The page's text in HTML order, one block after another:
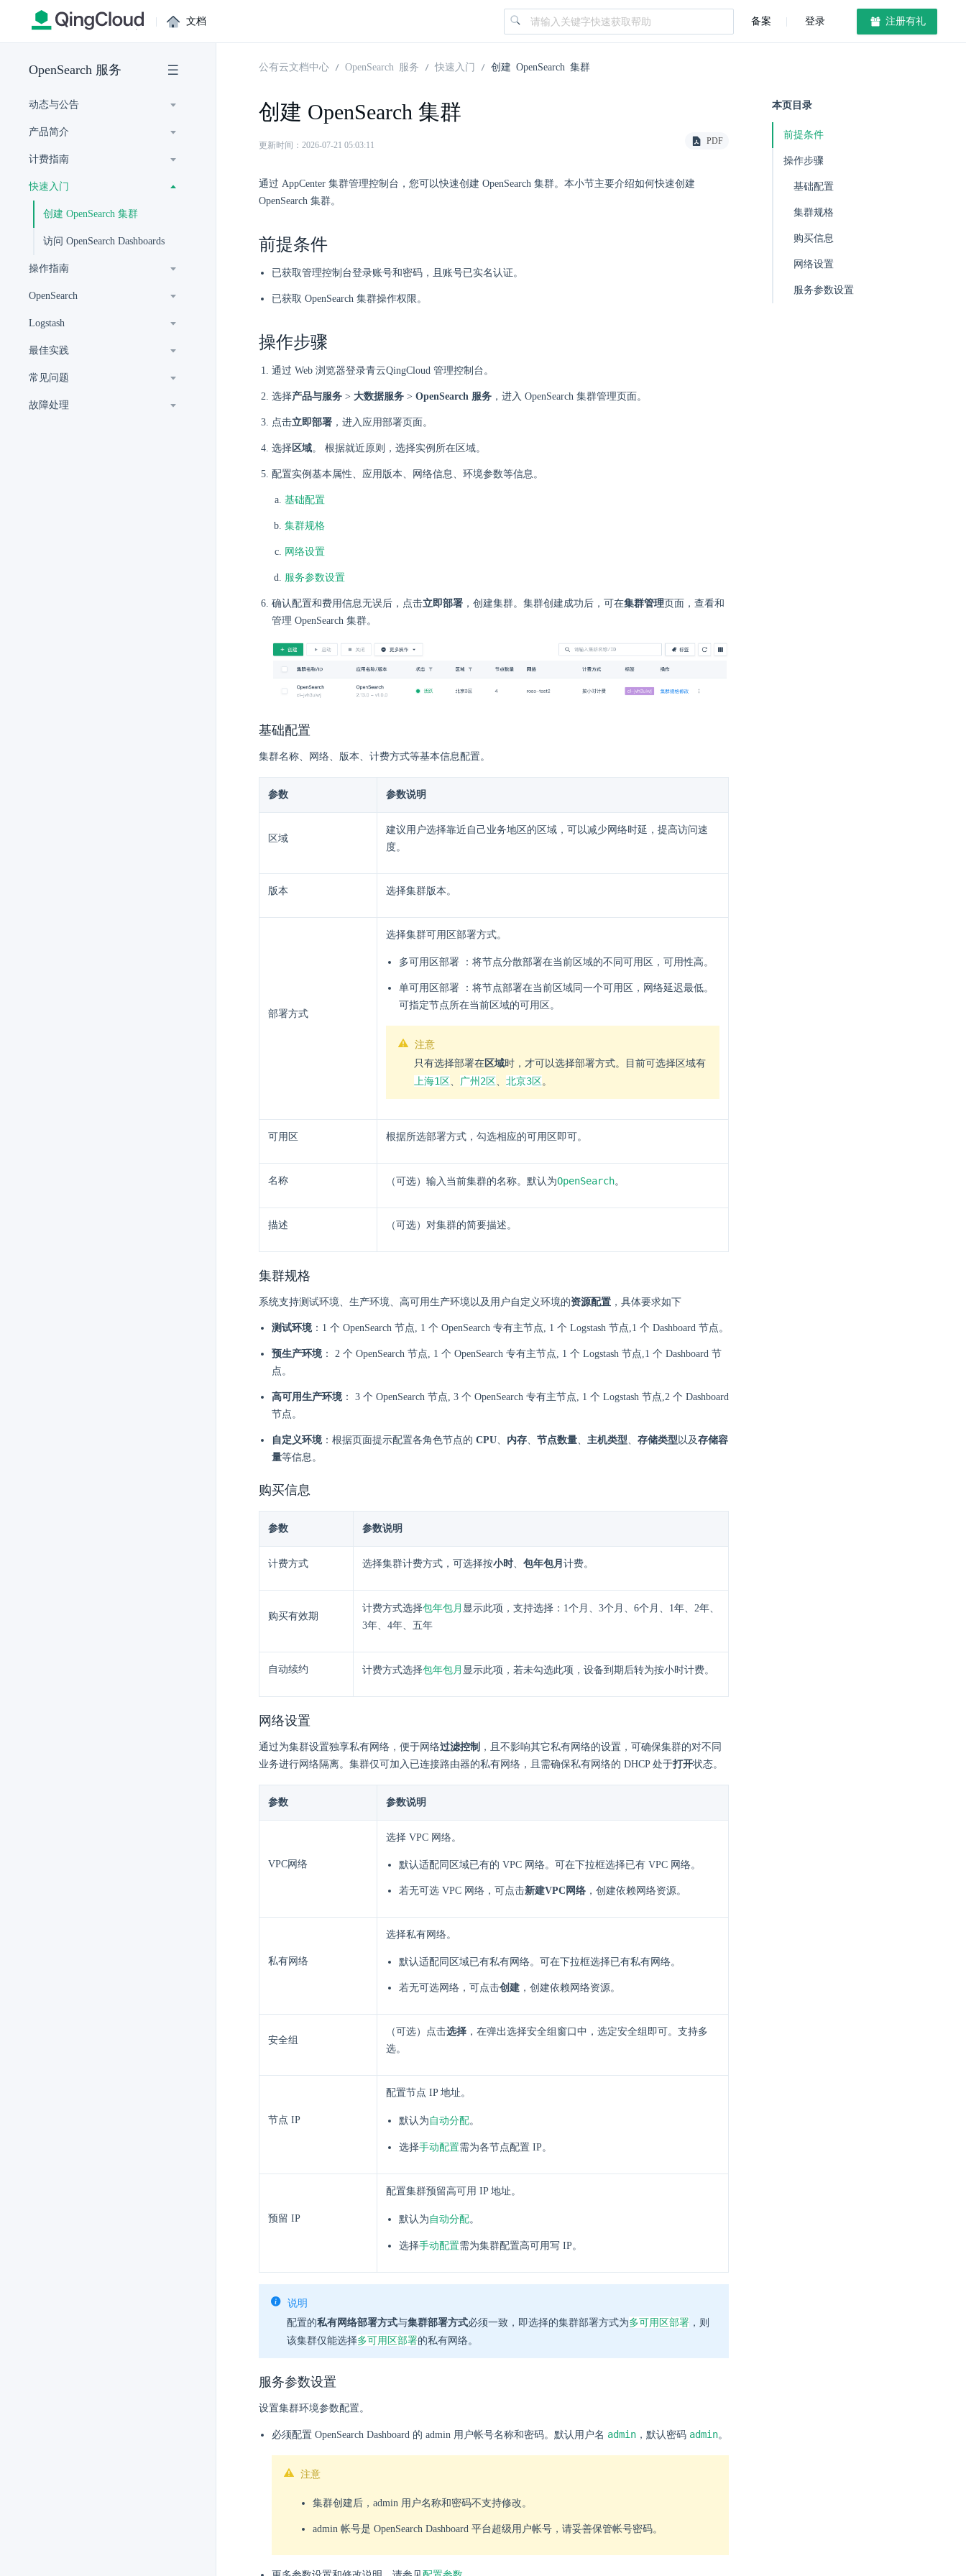
| 文档 备案 登录 注册有礼
OpenSearch 服务
动态与公告
产品简介
计费指南
快速入门
创建 OpenSearch 集群
访问 OpenSearch Dashboards
操作指南
OpenSearch
Logstash
最佳实践
常见问题
故障处理
公有云文档中心 OpenSearch 服务 快速入门 创建 OpenSearch 集群
创建 OpenSearch 集群
更新时间：2026-07-21 05:03:11 PDF
通过 AppCenter 集群管理控制台，您可以快速创建 OpenSearch 集群。本小节主要介绍如何快速创建
OpenSearch 集群。
前提条件
已获取管理控制台登录账号和密码，且账号已实名认证。
已获取 OpenSearch 集群操作权限。
操作步骤
通过 Web 浏览器登录青云QingCloud 管理控制台。
选择产品与服务 > 大数据服务 > OpenSearch 服务 ，进入 OpenSearch 集群管理页面。
点击立即部署 ，进入应用部署页面。
选择区域。 根据就近原则，选择实例所在区域。
配置实例基本属性、应用版本、网络信息、环境参数等信息。
基础配置
集群规格
网络设置
服务参数设置
确认配置和费用信息无误后，点击立即部署 ，创建集群。集群创建成功后，可在集群管理页面，查看和
管理 OpenSearch 集群。
基础配置
集群名称、网络、版本、计费方式等基本信息配置。
参数 参数说明
区域
建议用户选择靠近自己业务地区的区域，可以减少网络时延，提高访问速
度。
版本 选择集群版本。
部署方式
选择集群可用区部署方式。
多可用区部署 ：将节点分散部署在当前区域的不同可用区，可用性高。
单可用区部署 ：将节点部署在当前区域同一个可用区，网络延迟最低。
可指定节点所在当前区域的可用区。
注意
只有选择部署在区域时，才可以选择部署方式。目前可选择区域有
上海1区、 广州2区、 北京3区。
可用区 根据所选部署方式，勾选相应的可用区即可。
名称 （可选）输入当前集群的名称。默认为OpenSearch。
描述 （可选）对集群的简要描述。
集群规格
系统支持测试环境、生产环境、高可用生产环境以及用户自定义环境的资源配置 ，具体要求如下
测试环境 ：1 个 OpenSearch 节点, 1 个 OpenSearch 专有主节点, 1 个 Logstash 节点,1 个 Dashboard 节点。
预生产环境 ： 2 个 OpenSearch 节点, 1 个 OpenSearch 专有主节点, 1 个 Logstash 节点,1 个 Dashboard 节
点。
高可用生产环境 ： 3 个 OpenSearch 节点, 3 个 OpenSearch 专有主节点, 1 个 Logstash 节点,2 个 Dashboard
节点。
自定义环境 ：根据页面提示配置各角色节点的 CPU、 内存、 节点数量、 主机类型、 存储类型 以及存储容
量等信息。
购买信息
参数 参数说明
计费方式 选择集群计费方式，可选择按小时、 包年包月 计费。
购买有效期
计费方式选择包年包月 显示此项，支持选择：1个月、3个月、6个月、1年、2年、
3年、4年、五年
自动续约 计费方式选择包年包月 显示此项，若未勾选此项，设备到期后转为按小时计费。
网络设置
通过为集群设置独享私有网络，便于网络过滤控制 ，且不影响其它私有网络的设置，可确保集群的对不同
业务进行网络隔离。集群仅可加入已连接路由器的私有网络，且需确保私有网络的 DHCP 处于打开状态。
参数 参数说明
VPC网络
选择 VPC 网络。
默认适配同区域已有的 VPC 网络。可在下拉框选择已有 VPC 网络。
若无可选 VPC 网络，可点击新建VPC网络 ，创建依赖网络资源。
私有网络
选择私有网络。
默认适配同区域已有私有网络。可在下拉框选择已有私有网络。
若无可选网络，可点击创建 ，创建依赖网络资源。
安全组
（可选）点击选择 ，在弹出选择安全组窗口中，选定安全组即可。支持多
选。
节点 IP
配置节点 IP 地址。
默认为 自动分配。
选择手动配置需为各节点配置 IP。
预留 IP
配置集群预留高可用 IP 地址。
默认为 自动分配。
选择手动配置需为集群配置高可用写 IP。
说明
配置的私有网络部署方式与集群部署方式必须一致，即选择的集群部署方式为多可用区部署 ，则
该集群仅能选择多可用区部署的私有网络。
服务参数设置
设置集群环境参数配置。
必须配置 OpenSearch Dashboard 的 admin 用户帐号名称和密码。默认用户名 admin ，默认密码 admin。
注意
集群创建后，admin 用户名称和密码不支持修改。
admin 帐号是 OpenSearch Dashboard 平台超级用户帐号，请妥善保管帐号密码。
本页目录
前提条件
操作步骤
基础配置
集群规格
购买信息
网络设置
服务参数设置